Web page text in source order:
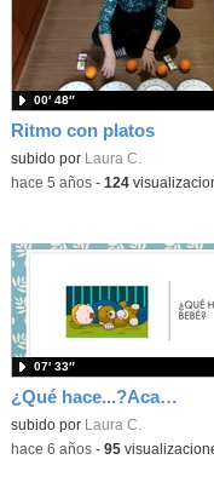
Ritmo con platos
Contenido educativo.
subido por Laura C.
00′ 48″
-hace 5 años- 124
¿Qué hace...?Acaba la frase. Laura Cordones Hernández
Contenido educativo.
subido por Laura C.
07′ 33″
-hace 6 años- 95